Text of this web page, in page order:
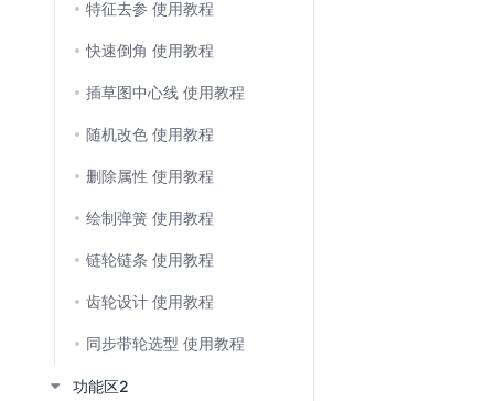
特征去参 使用教程
快速倒角 使用教程
插草图中心线 使用教程
随机改色 使用教程
删除属性 使用教程
绘制弹簧 使用教程
链轮链条 使用教程
齿轮设计 使用教程
同步带轮选型 使用教程
功能区2